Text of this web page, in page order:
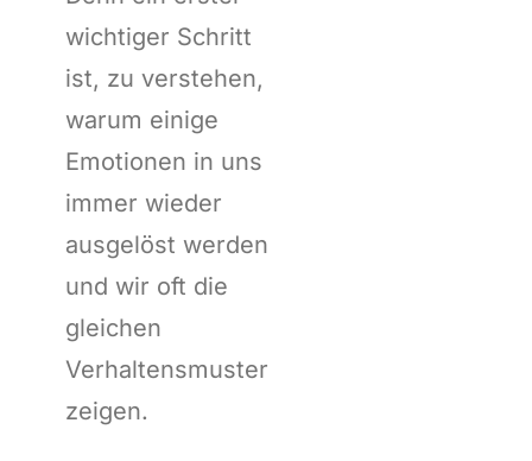
wichtiger Schritt
ist, zu verstehen,
warum einige
Emotionen in uns
immer wieder
ausgelöst werden
und wir oft die
gleichen
Verhaltensmuster
zeigen.